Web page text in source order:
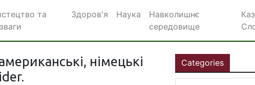
та
Здоров'я Наука
Навколишнє
середовище
німецькі
Categories